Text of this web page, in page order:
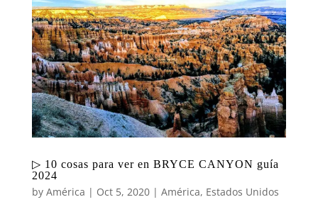
▷ 10 cosas para ver en BRYCE CANYON guía
2024
by América | Oct 5, 2020| América, Estados Unidos